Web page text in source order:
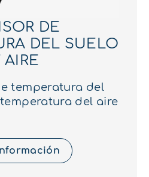
DE
DEL SUELO
AIRE
temperatura del
del aire